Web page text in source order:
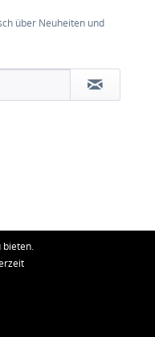
über Neuheiten und
bieten.